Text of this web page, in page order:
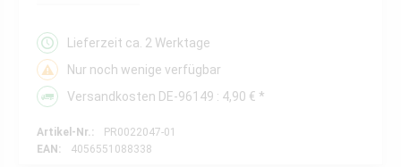
Lieferzeit ca. 2 Werktage
Nur noch wenige verfügbar
Versandkosten DE-96149 : 4,90 € *
Artikel-Nr.:
PR0022047-01
EAN:
4056551088338